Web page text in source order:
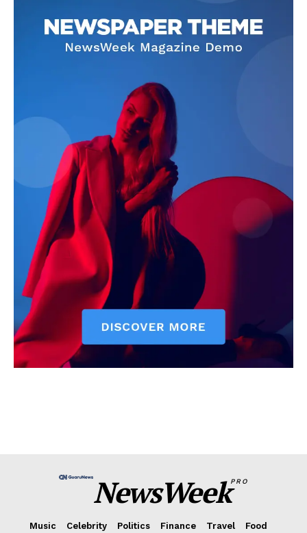
NewsWeekPRO
Music Celebrity Politics Finance Travel
Food